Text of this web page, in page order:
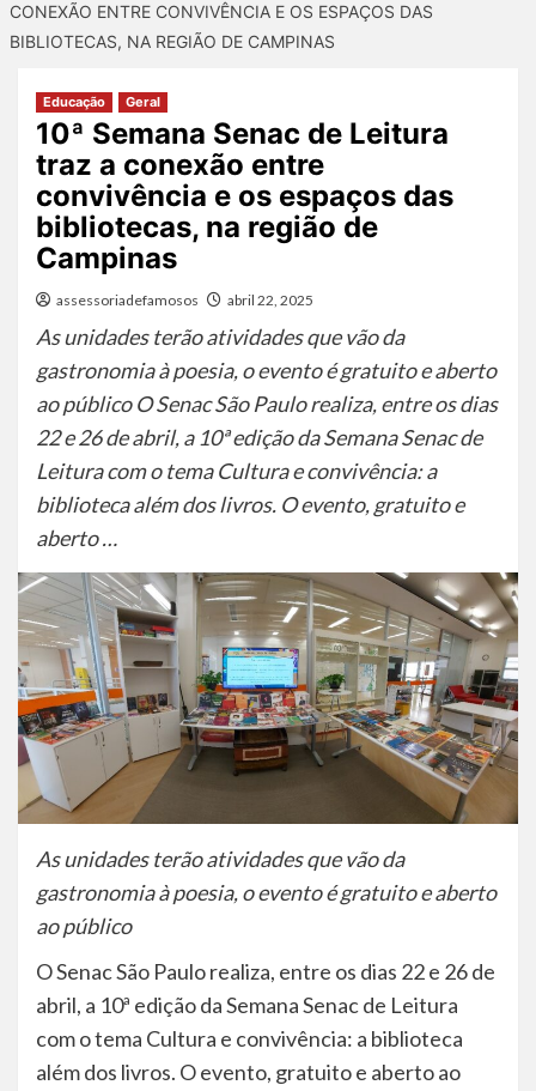
CONEXÃO ENTRE CONVIVÊNCIA E OS ESPAÇOS DAS
BIBLIOTECAS, NA REGIÃO DE CAMPINAS
Educação Geral
10ª Semana Senac de Leitura
traz a conexão entre
convivência e os espaços das
bibliotecas, na região de
Campinas
assessoriadefamosos abril 22, 2025
As unidades terão atividades que vão da
gastronomia à poesia, o evento é gratuito e aberto
ao público O Senac São Paulo realiza, entre os dias
22 e 26 de abril, a 10ª edição da Semana Senac de
Leitura com o tema Cultura e convivência: a
biblioteca além dos livros. O evento, gratuito e
aberto …
As unidades terão atividades que vão da
gastronomia à poesia, o evento é gratuito e aberto
ao público
O Senac São Paulo realiza, entre os dias 22 e 26 de
abril, a 10ª edição da Semana Senac de Leitura
com o tema Cultura e convivência: a biblioteca
além dos livros. O evento, gratuito e aberto ao